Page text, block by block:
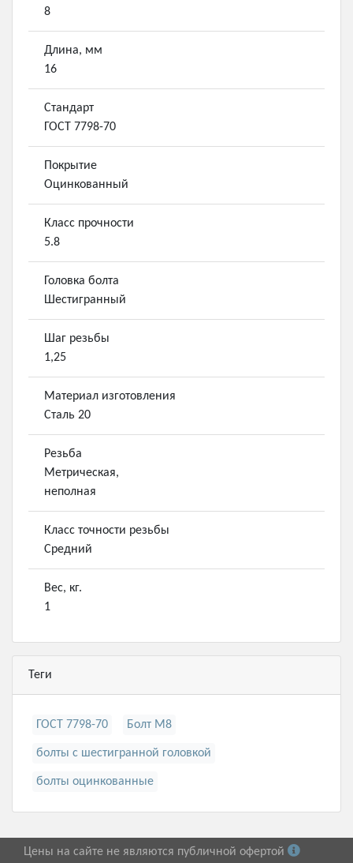
8
Длина, мм
16
Стандарт
ГОСТ 7798-70
Покрытие
Оцинкованный
Класс прочности
5.8
Головка болта
Шестигранный
Шаг резьбы
1,25
Материал изготовления
Сталь 20
Резьба
Метрическая,
неполная
Класс точности резьбы
Средний
Вес, кг.
1
Теги
ГОСТ 7798-70 Болт М8
болты с шестигранной головкой
болты оцинкованные
Цены на сайте не являются публичной офертой